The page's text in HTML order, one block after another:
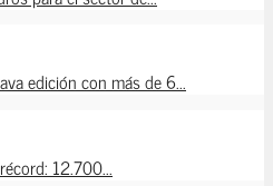
edición con más de 6...
12.700...